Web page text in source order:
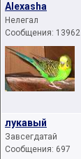
Alexasha
Нелегал
Сообщения: 13962
лукавый
Завсегдатай
Сообщения: 697